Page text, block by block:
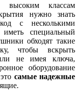
классам
нужно знать
код с несколькими
специальный
обходят такие
чтобы вскрыть
не имея ключа,
оборудование
самые надежные